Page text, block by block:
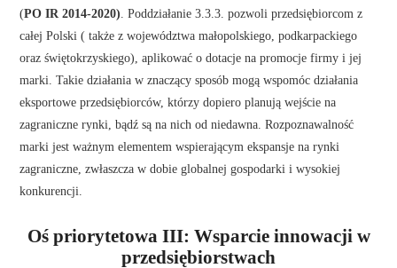
(PO IR 2014-2020) . Poddziałanie 3.3.3. pozwoli przedsiębiorcom z
całej Polski ( także z województwa małopolskiego, podkarpackiego
oraz świętokrzyskiego), aplikować o dotacje na promocje firmy i jej
marki. Takie działania w znaczący sposób mogą wspomóc działania
eksportowe przedsiębiorców, którzy dopiero planują wejście na
zagraniczne rynki, bądź są na nich od niedawna. Rozpoznawalność
marki jest ważnym elementem wspierającym ekspansje na rynki
zagraniczne, zwłaszcza w dobie globalnej gospodarki i wysokiej
konkurencji.
Oś priorytetowa III: Wsparcie innowacji w
przedsiębiorstwach